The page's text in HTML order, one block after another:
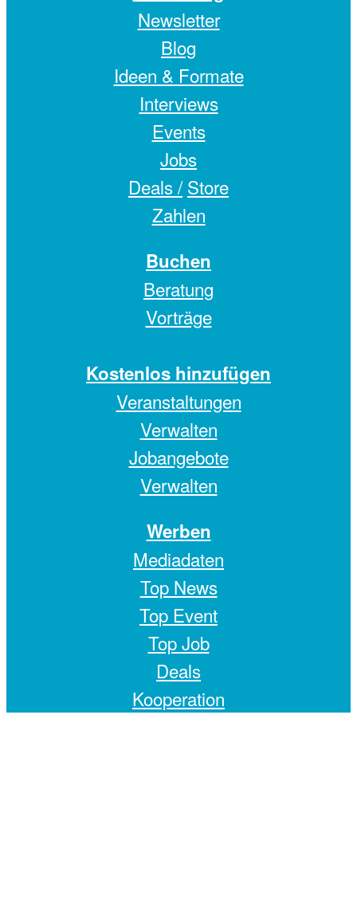
Newsletter
Blog
Ideen & Formate
Interviews
Events
Jobs
Deals / Store
Zahlen
Buchen
Beratung
Vorträge
Kostenlos hinzufügen
Veranstaltungen
Verwalten
Jobangebote
Verwalten
Werben
Mediadaten
Top News
Top Event
Top Job
Deals
Kooperation